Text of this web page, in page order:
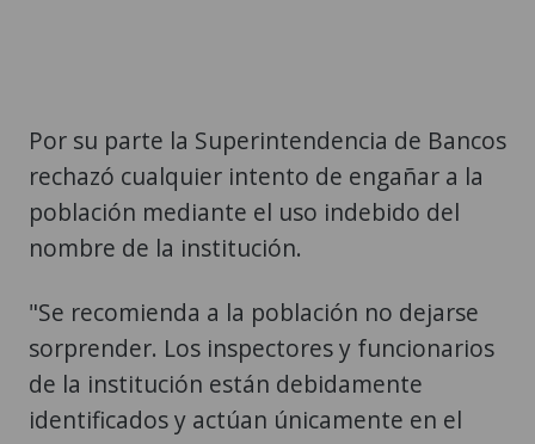
Por su parte la Superintendencia de Bancos
rechazó cualquier intento de engañar a la
población mediante el uso indebido del
nombre de la institución.
"Se recomienda a la población no dejarse
sorprender. Los inspectores y funcionarios
de la institución están debidamente
identificados y actúan únicamente en el